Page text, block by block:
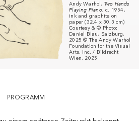
Andy Warhol, Two Hands
Playing Piano, c. 1954,
ink and graphite on
paper (32.4 x 30.3 cm)
Courtesy & © Photo:
Daniel Blau, Salzburg,
2025 © The Andy Warhol
Foundation for the Visual
Arts, Inc. / Bildrecht
Wien, 2025
YSP Abschlusskonzert — Mozarteumorchester · Hussain
PROGRAMM